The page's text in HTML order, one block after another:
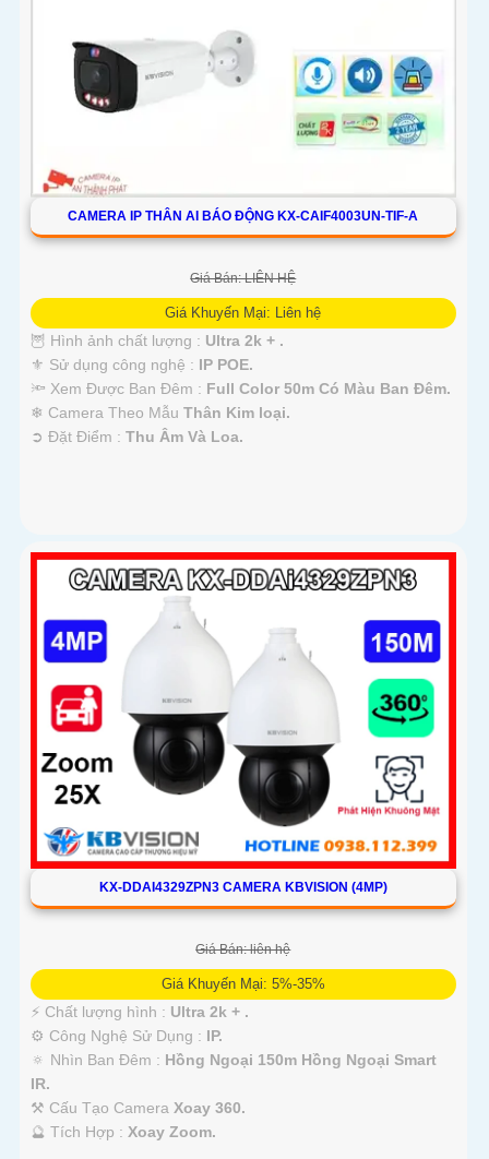
CAMERA IP THÂN AI BÁO ĐỘNG KX-CAIF4003UN-TIF-A
Giá Bán: LIÊN HỆ
Giá Khuyến Mại: Liên hệ
🦉 Hình ảnh chất lượng : Ultra 2k + .
⚜️ Sử dụng công nghệ : IP POE.
🔦 Xem Được Ban Đêm : Full Color 50m Có Màu Ban Ðêm.
❄ Camera Theo Mẫu Thân Kim loại.
️➲ Đặt Điểm : Thu Âm Và Loa.
KX-DDAI4329ZPN3 CAMERA KBVISION (4MP)
Giá Bán: liên hệ
Giá Khuyến Mại: 5%-35%
️⚡ Chất lượng hình : Ultra 2k + .
⚙ Công Nghệ Sử Dụng : IP.
🔅 Nhìn Ban Đêm : Hồng Ngoại 150m Hồng Ngoại Smart
IR.
⚒ Cấu Tạo Camera Xoay 360.
️🔮 Tích Hợp : Xoay Zoom.